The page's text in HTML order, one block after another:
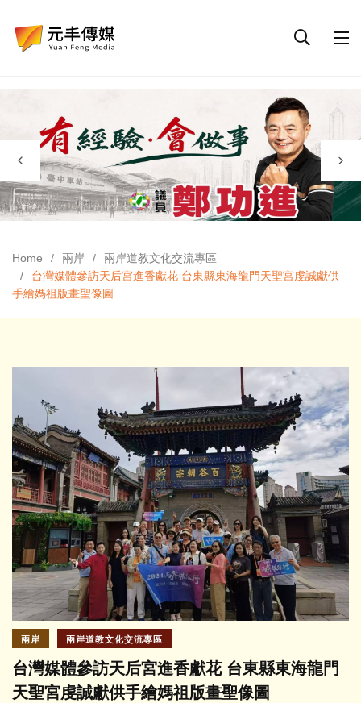
Home 兩岸
兩岸道教文化交流專區
台灣媒體參訪天后宮進香獻花 台東縣東海龍門天聖宮虔誠獻供
手繪媽祖版畫聖像圖
兩岸 兩岸道教文化交流專區
台灣媒體參訪天后宮進香獻花 台東縣東海龍門
天聖宮虔誠獻供手繪媽祖版畫聖像圖